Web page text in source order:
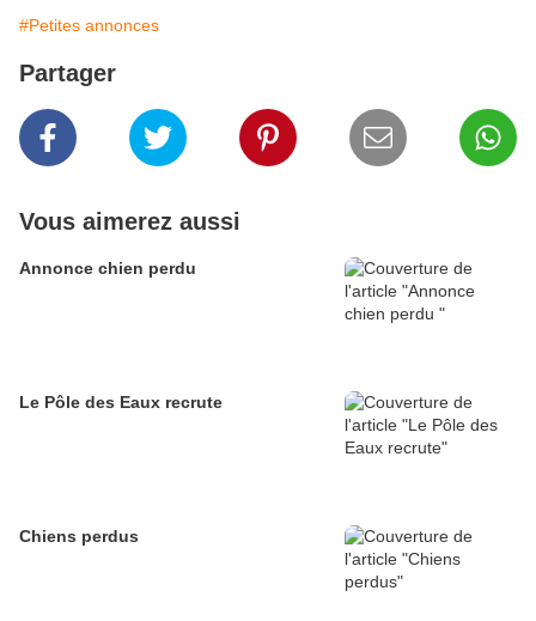
#Petites annonces
Partager
Vous aimerez aussi
Annonce chien perdu
Le Pôle des Eaux recrute
Chiens perdus